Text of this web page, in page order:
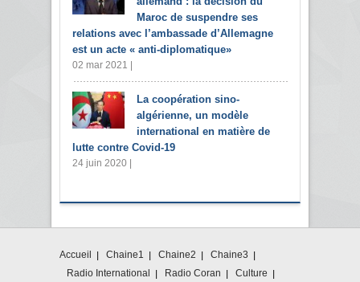
Maroc de suspendre ses
relations avec l’ambassade d’Allemagne
est un acte « anti-diplomatique»
02 mar 2021 |
La coopération sino-
algérienne, un modèle
international en matière de
lutte contre Covid-19
24 juin 2020 |
Accueil Chaine1 Chaine2
Chaine3
Radio International
Radio Coran Culture